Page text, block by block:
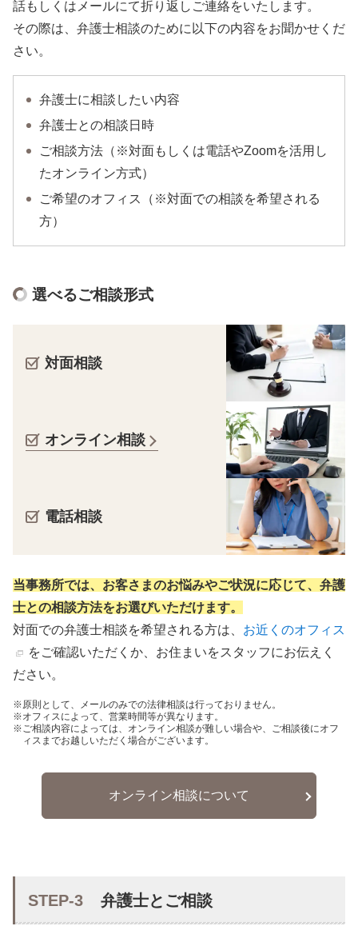
話もしくはメールにて折り返しご連絡をいたします。
その際は、弁護士相談のために以下の内容をお聞かせくだ
さい。
弁護士に相談したい内容
弁護士との相談日時
ご相談方法（※対面もしくは電話やZoomを活用し
たオンライン方式）
ご希望のオフィス（※対面での相談を希望される
方）
選べるご相談形式
対面相談
オンライン相談
電話相談
当事務所では、お客さまのお悩みやご状況に応じて、弁護
士との相談方法をお選びいただけます。
対面での弁護士相談を希望される方は、 お近くのオフィス
をご確認いただくか、お住まいをスタッフにお伝えく
ださい。
原則として、メールのみでの法律相談は行っておりません。
オフィスによって、営業時間等が異なります。
ご相談内容によっては、オンライン相談が難しい場合や、ご相談後にオフ
ィスまでお越しいただく場合がございます。
オンライン相談について
STEP-3 弁護士とご相談